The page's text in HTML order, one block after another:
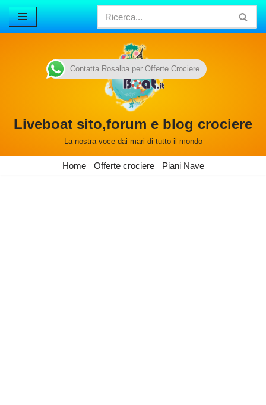
Vai
Liveboat sito,forum e blog crociere
La nostra voce dai mari di tutto il mondo
Home Offerte crociere Piani Nave
Contatta Rosalba per Offerte Crociere